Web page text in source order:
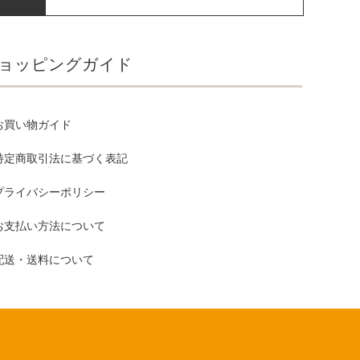
ッピングガイド
買い物ガイド
定商取引法に基づく表記
ライバシーポリシー
支払い方法について
送・送料について